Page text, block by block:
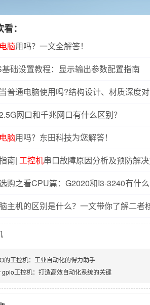
：
脑用吗？一文全解答！
基础设置教程：显示输出参数配置指南
当普通电脑使用吗?结构设计、材质深度
网口和千兆网口有什么区别？
脑用吗？东田科技为您解答！
南| 工控机串口故障原因分析及预防解
购之看CPU篇：G2020和I3-3240有什么
主机的区别是什么？一文带你了解二者
的工控机：工业自动化的得力助手
gpio工控机：打造高效自动化系统的关键